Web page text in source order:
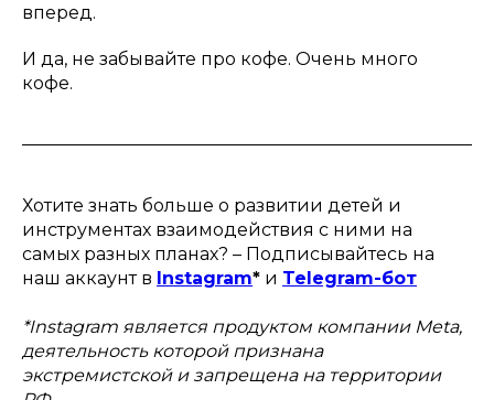
вперед.
И да, не забывайте про кофе. Очень много
кофе.
Хотите знать больше о развитии детей и
инструментах взаимодействия с ними на
самых разных планах? – Подписывайтесь на
наш аккаунт в Instagram* и Telegram-бот
*Instagram является продуктом компании Meta,
деятельность которой признана
экстремистской и запрещена на территории